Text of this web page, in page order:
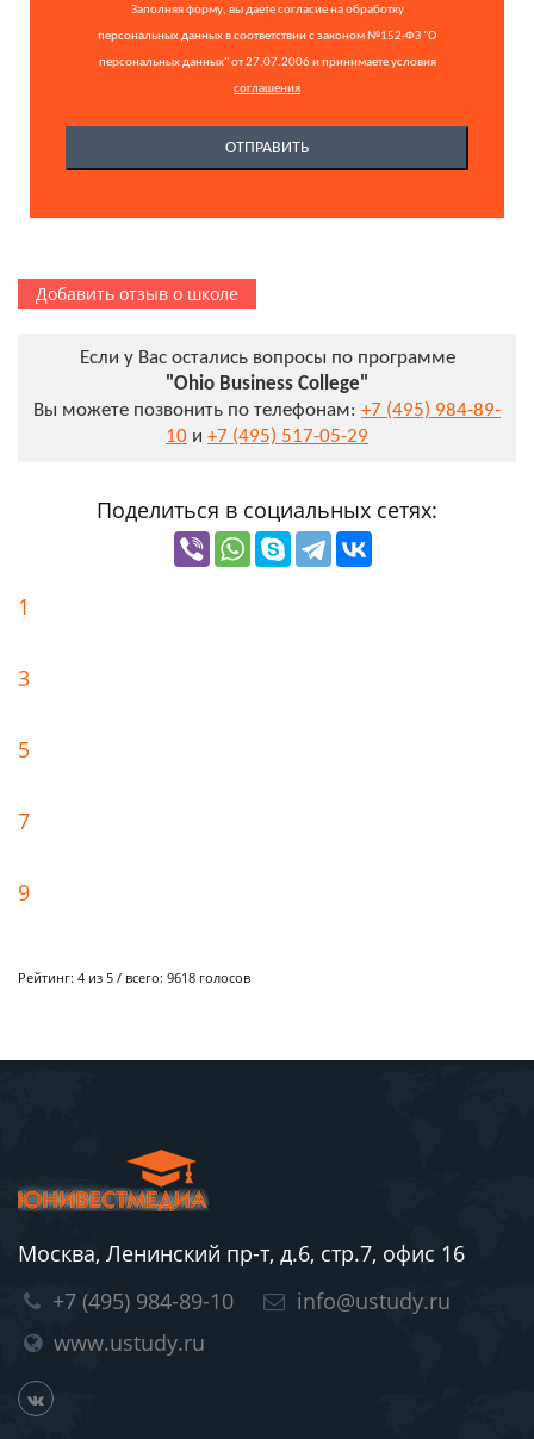
Заполняя форму, вы даете согласие на обработку
персональных данных в соответствии с законом №152-ФЗ "О
персональных данных" от 27.07.2006 и принимаете условия
соглашения
Добавить отзыв о школе
Если у Вас остались вопросы по программе
"Ohio Business College"
Вы можете позвонить по телефонам: +7 (495) 984-89-
10 и +7 (495) 517-05-29
Поделиться в социальных сетях:
1
3
5
7
9
Рейтинг: 4 из 5 / всего: 9618 голосов
Москва, Ленинский пр-т, д.6, стр.7, офис 16
+7 (495) 984-89-10
info@ustudy.ru
www.ustudy.ru